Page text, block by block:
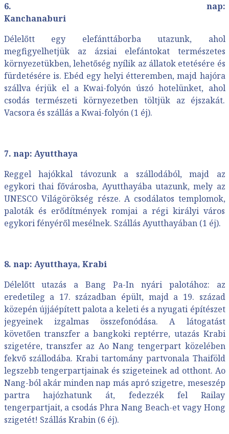
6. nap:
Délelőtt egy elefánttáborba utazunk, ahol
megfigyelhetjük az ázsiai elefántokat természetes
környezetükben, lehetőség nyílik az állatok etetésére és
fürdetésére is. Ebéd egy helyi étteremben, majd hajóra
szállva érjük el a Kwai-folyón úszó hotelünket, ahol
csodás természeti környezetben töltjük az éjszakát.
Vacsora és szállás a Kwai-folyón (1 éj).
7. nap: Ayutthaya
Reggel hajókkal távozunk a szállodából, majd az
egykori thai fővárosba, Ayutthayába utazunk, mely az
UNESCO Világörökség része. A csodálatos templomok,
paloták és erődítmények romjai a régi királyi város
egykori fényéről mesélnek. Szállás Ayutthayában (1 éj).
8. nap: Ayutthaya, Krabi
Délelőtt utazás a Bang Pa-In nyári palotához: az
eredetileg a 17. században épült, majd a 19. század
közepén újjáépített palota a keleti és a nyugati építészet
jegyeinek izgalmas összefonódása. A látogatást
követően transzfer a bangkoki reptérre, utazás Krabi
szigetére, transzfer az Ao Nang tengerpart közelében
fekvő szállodába. Krabi tartomány partvonala Thaiföld
legszebb tengerpartjainak és szigeteinek ad otthont. Ao
Nang-ból akár minden nap más apró szigetre, meseszép
partra hajózhatunk át, fedezzék fel Railay
tengerpartjait, a csodás Phra Nang Beach-et vagy Hong
szigetét! Szállás Krabin (6 éj).